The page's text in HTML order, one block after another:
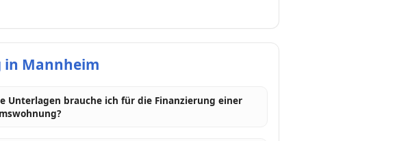
in Mannheim
Unterlagen brauche ich für die Finanzierung einer